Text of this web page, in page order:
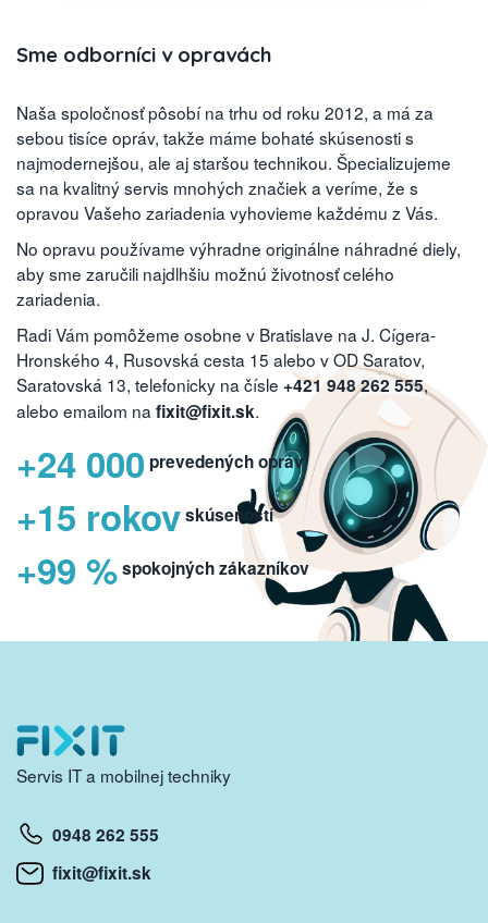
Sme odborníci v opravách
Naša spoločnosť pôsobí na trhu od roku 2012, a má za
sebou tisíce opráv, takže máme bohaté skúsenosti s
najmodernejšou, ale aj staršou technikou. Špecializujeme
sa na kvalitný servis mnohých značiek a veríme, že s
opravou Vašeho zariadenia vyhovieme každému z Vás.
No opravu používame výhradne originálne náhradné diely,
aby sme zaručili najdlhšiu možnú životnosť celého
zariadenia.
Radi Vám pomôžeme osobne v Bratislave na J. Cígera-
Hronského 4, Rusovská cesta 15 alebo v OD Saratov,
Saratovská 13, telefonicky na čísle +421 948 262 555,
alebo emailom na fixit@fixit.sk.
+24 000 prevedených opráv
+15 rokovskúseností
+99 %spokojných zákazníkov
Servis IT a mobilnej techniky
0948 262 555
fixit@fixit.sk